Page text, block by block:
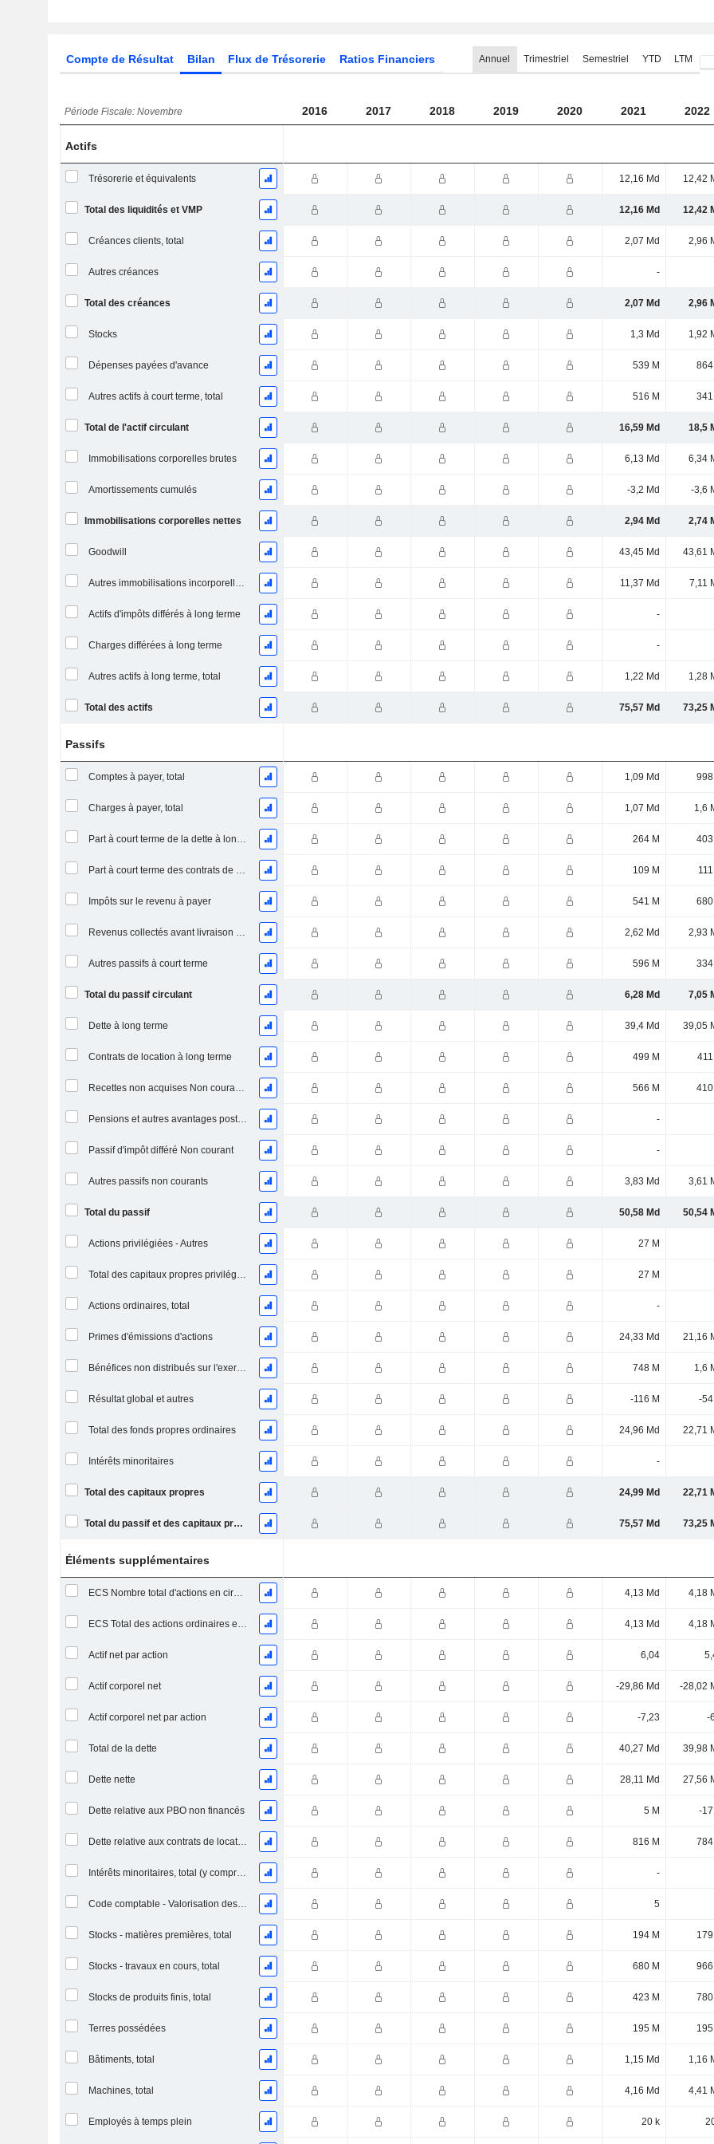
Compte de Résultat Bilan Flux de Trésorerie Ratios Financiers Annuel Trimestriel Semestriel YTD LTM
Période Fiscale: Novembre 2016 2017 2018 2019 2020 2021 2022
Actifs
Trésorerie et équivalents 12,16 Md 12,42
Total des liquidités et VMP 12,16 Md 12,42
Créances clients, total 2,07 Md 2,96
Autres créances -
Total des créances 2,07 Md 2,96
Stocks 1,3 Md 1,92
Dépenses payées d'avance 539 M 864
Autres actifs à court terme, total 516 M 341
Total de l'actif circulant 16,59 Md 18,5
Immobilisations corporelles brutes 6,13 Md 6,34
Amortissements cumulés -3,2 Md -3,6
Immobilisations corporelles nettes 2,94 Md 2,74
Goodwill 43,45 Md 43,61
Autres immobilisations incorporelles, total 11,37 Md 7,11
Actifs d'impôts différés à long terme -
Charges différées à long terme -
Autres actifs à long terme, total 1,22 Md 1,28
Total des actifs 75,57 Md 73,25
Passifs
Comptes à payer, total 1,09 Md 998
Charges à payer, total 1,07 Md 1,6
Part à court terme de la dette à long terme 264 M 403
Part à court terme des contrats de location 109 M
Impôts sur le revenu à payer 541 M 680
Revenus collectés avant livraison du produit/service 2,62 Md 2,93
Autres passifs à court terme 596 M 334
Total du passif circulant 6,28 Md 7,05
Dette à long terme 39,4 Md 39,05
Contrats de location à long terme 499 M 411
Recettes non acquises Non courantes 566 M 410
Pensions et autres avantages postérieurs à l'emploi -
Passif d'impôt différé Non courant -
Autres passifs non courants 3,83 Md 3,61
Total du passif 50,58 Md 50,54
Actions privilégiées - Autres 27 M
Total des capitaux propres privilégiés 27 M
Actions ordinaires, total -
Primes d'émissions d'actions 24,33 Md 21,16
Bénéfices non distribués sur l'exercice 748 M 1,6
Résultat global et autres -116 M -54
Total des fonds propres ordinaires 24,96 Md 22,71
Intérêts minoritaires -
Total des capitaux propres 24,99 Md 22,71
Total du passif et des capitaux propres 75,57 Md 73,25
Éléments supplémentaires
ECS Nombre total d'actions en circulation à la date de dépôt 4,13 Md 4,18
ECS Total des actions ordinaires en circulation 4,13 Md 4,18
Actif net par action 6,04
Actif corporel net -29,86 Md -28,02
Actif corporel net par action -7,23 -
Total de la dette 40,27 Md 39,98
Dette nette 28,11 Md 27,56
Dette relative aux PBO non financés 5 M -17
Dette relative aux contrats de location 816 M 784
Intérêts minoritaires, total (y compris la division financière) -
Code comptable - Valorisation des stocks 5
Stocks - matières premières, total 194 M 179
Stocks - travaux en cours, total 680 M 966
Stocks de produits finis, total 423 M 780
Terres possédées 195 M 195
Bâtiments, total 1,15 Md 1,16
Machines, total 4,16 Md 4,41
Employés à temps plein 20 k